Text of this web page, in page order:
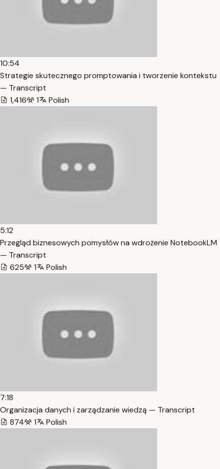
10:54
Strategie skutecznego promptowania i tworzenie kontekstu
— Transcript
1,416
1 Polish
5:12
Przegląd biznesowych pomysłów na wdrożenie NotebookLM
— Transcript
625
1 Polish
7:18
Organizacja danych i zarządzanie wiedzą — Transcript
874
1 Polish